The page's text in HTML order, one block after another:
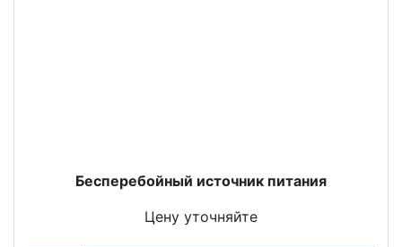
Бесперебойный источник питания
Цену уточняйте